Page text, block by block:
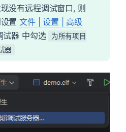
没有远程调试窗口, 则
设置文件 | 设置 | 高级
试器 中勾选
为所有项目
器